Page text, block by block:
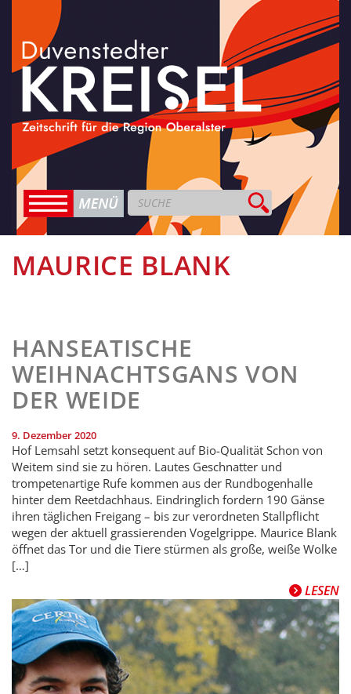
MAURICE BLANK
HANSEATISCHE
WEIHNACHTSGANS VON
DER WEIDE
9. Dezember 2020
Hof Lemsahl setzt konsequent auf Bio-Qualität Schon von
Weitem sind sie zu hören. Lautes Geschnatter und
trompetenartige Rufe kommen aus der Rundbogenhalle
hinter dem Reetdachhaus. Eindringlich fordern 190 Gänse
ihren täglichen Freigang – bis zur verordneten Stallpflicht
wegen der aktuell grassierenden Vogelgrippe. Maurice Blank
öffnet das Tor und die Tiere stürmen als große, weiße Wolke
[…]
LESEN